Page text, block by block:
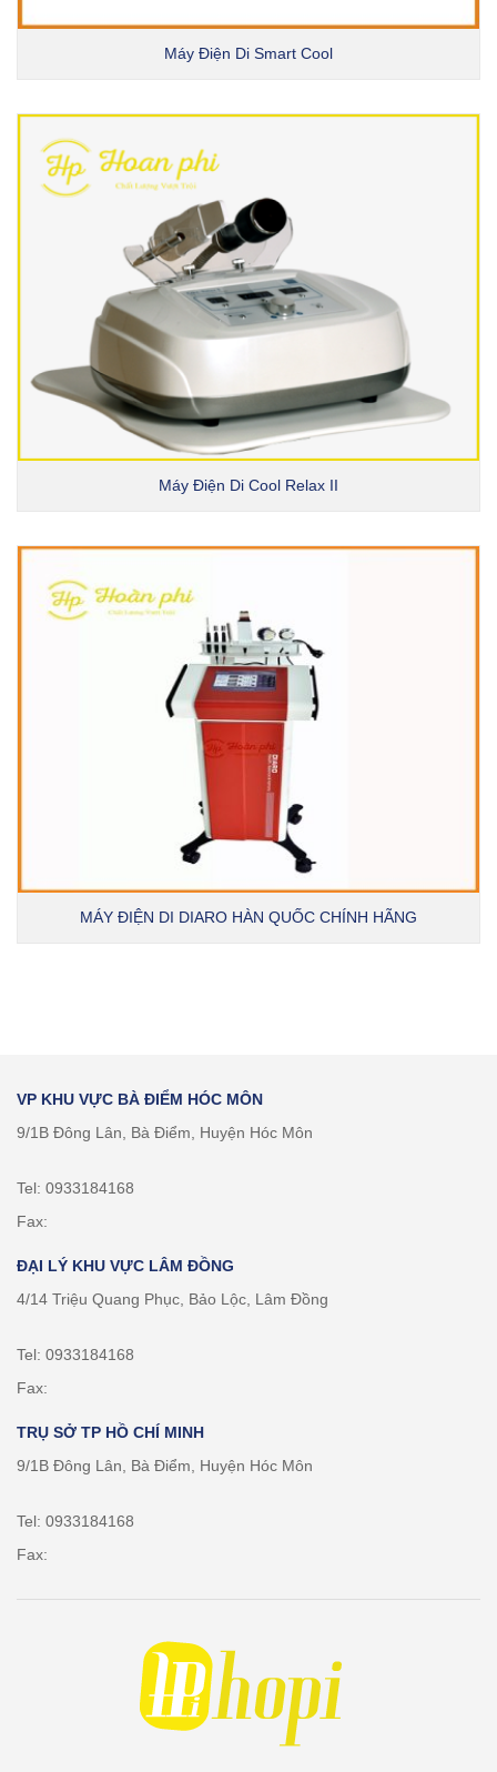
Máy Điện Di Smart Cool
Máy Điện Di Cool Relax II
MÁY ĐIỆN DI DIARO HÀN QUỐC CHÍNH HÃNG
VP KHU VỰC BÀ ĐIỂM HÓC MÔN
9/1B Đông Lân, Bà Điểm, Huyện Hóc Môn
Tel: 0933184168
Fax:
ĐẠI LÝ KHU VỰC LÂM ĐỒNG
4/14 Triệu Quang Phục, Bảo Lộc, Lâm Đồng
Tel: 0933184168
Fax:
TRỤ SỞ TP HỒ CHÍ MINH
9/1B Đông Lân, Bà Điểm, Huyện Hóc Môn
Tel: 0933184168
Fax: